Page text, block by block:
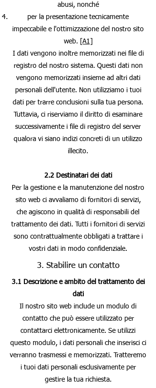
abusi, nonché
per la presentazione tecnicamente
impeccabile e l'ottimizzazione del nostro sito
web.
[A1]
I dati vengono inoltre memorizzati nei file di
registro del nostro sistema. Questi dati non
vengono memorizzati insieme ad altri dati
personali dell'utente. Non utilizziamo i tuoi
dati per trarre conclusioni sulla tua persona.
Tuttavia, ci riserviamo il diritto di esaminare
successivamente i file di registro del server
qualora vi siano indizi concreti di un utilizzo
illecito.
2.2 Destinatari dei dati
Per la gestione e la manutenzione del nostro
sito web ci avvaliamo di fornitori di servizi,
che agiscono in qualità di responsabili del
trattamento dei dati. Tutti i fornitori di servizi
sono contrattualmente obbligati a trattare i
vostri dati in modo confidenziale.
3. Stabilire un contatto
3.1 Descrizione e ambito del trattamento dei
dati
Il nostro sito web include un modulo di
contatto che può essere utilizzato per
contattarci elettronicamente. Se utilizzi
questo modulo, i dati personali che inserisci ci
verranno trasmessi e memorizzati. Tratteremo
i tuoi dati personali esclusivamente per
gestire la tua richiesta.